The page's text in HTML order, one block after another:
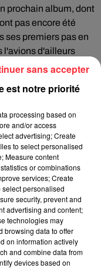
prochain album, dont
pas encore été
ses premiers pas en
l'avions d'ailleurs
notamment pour le
2014, pour
Bolt et
là(avec
Damage Donede
est notre priorité
processing based on
and/or access
advertising; Create
to select personalised
Measure content
or combinations
services; Create
personalised
security, prevent and
advertising and content;
technologies may
browsing data to offer
on information actively
and combine data from
devices based on
sans accepter